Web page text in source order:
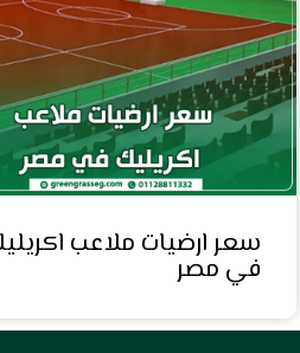
سعر ارضيات ملاعب
في مصر